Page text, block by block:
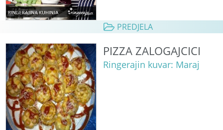
PREDJELA
PIZZA ZALOGAJCICI
Ringerajin kuvar: Maraj